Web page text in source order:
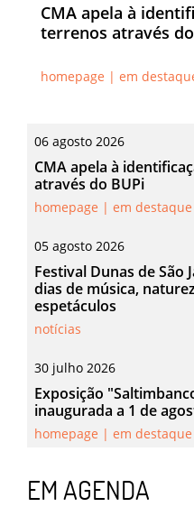
CMA apela à
terrenos através
homepage | em
06 agosto 2026
CMA apela à
através do BUPi
homepage | em destaque
05 agosto 2026
Festival Dunas de São
dias de música,
espetáculos
notícias
30 julho 2026
Exposição
inaugurada a 1 de
homepage | em destaque
EM AGENDA